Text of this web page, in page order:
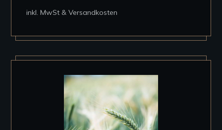
Die
auf
der
Produktseite
gewählt
werden
inkl. MwSt & Versandkosten